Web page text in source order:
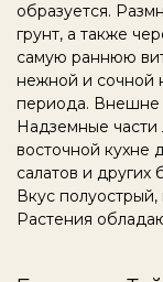
образуется.
грунт, а также
самую раннюю
нежной и сочной
периода. Внешне
Надземные
восточной кухне
салатов и других
Вкус
Растения